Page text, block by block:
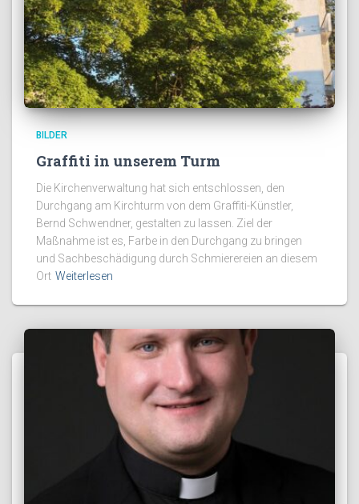
BILDER
Graffiti in unserem Turm
Die Kirchenverwaltung hat sich entschlossen, den
Durchgang am Kirchturm von dem Graffiti-Künstler,
Bernd Schwendner, gestalten zu lassen. Ziel der
Maßnahme ist es, Farbe in den Durchgang zu bringen
und Sachbeschädigung durch Schmierereien an diesem
Ort Weiterlesen